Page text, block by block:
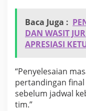
u
r
a
r
b
a
Baca Juga :
DAN WASIT
APRESIASI
“Penyelesaian
pertandingan
sebelum jadwal
tim.”